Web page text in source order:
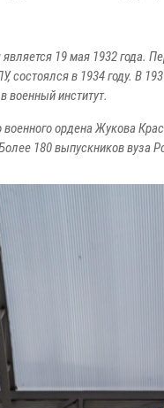
19 мая 1932 года.
в 1934 году. В
военный институт.
ордена Жукова
180 выпускников вуза